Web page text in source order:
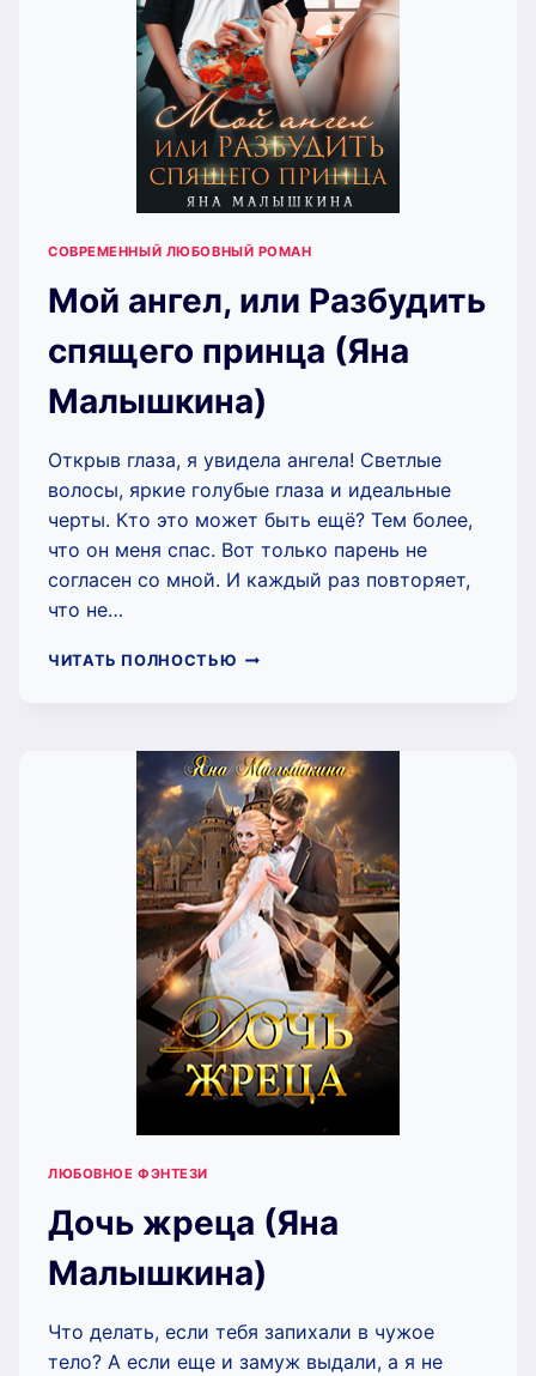
СОВРЕМЕННЫЙ ЛЮБОВНЫЙ РОМАН
Мой ангел, или Разбудить
спящего принца (Яна
Малышкина)
Открыв глаза, я увидела ангела! Светлые
волосы, яркие голубые глаза и идеальные
черты. Кто это может быть ещё? Тем более,
что он меня спас. Вот только парень не
согласен со мной. И каждый раз повторяет,
что не…
ЧИТАТЬ ПОЛНОСТЬЮ МОЙ
СПЯЩЕГО
ПРИНЦА
(ЯНА
МАЛЫШКИНА)
ЛЮБОВНОЕ ФЭНТЕЗИ
Дочь жреца (Яна
Малышкина)
Что делать, если тебя запихали в чужое
тело? А если еще и замуж выдали, а я не